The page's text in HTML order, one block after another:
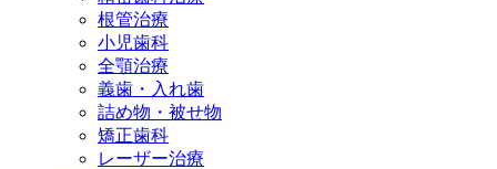
根管治療
小児歯科
全顎治療
義歯・入れ歯
詰め物・被せ物
矯正歯科
レーザー治療